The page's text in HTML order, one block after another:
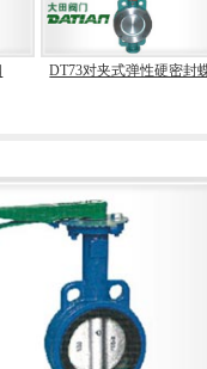
DT73对夹式弹性硬密封